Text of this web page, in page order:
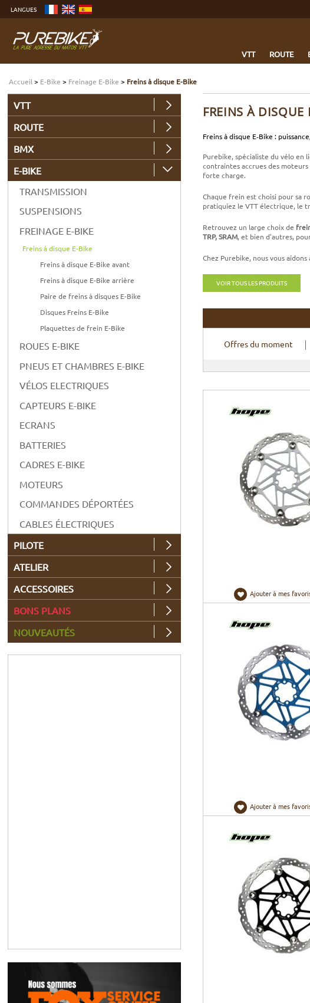
contenu
menu
Aller
LANGUES
VTT ROUTE
Accueil > E-Bike > Freinage E-Bike > Freins à disque E-Bike
FREINS À DISQUE
Freins à disque E‑Bike :
Purebike, spécialiste du vélo en
contraintes accrues des
forte charge.
Chaque frein est choisi pour sa
pratiquiez le VTT électrique, le
Retrouvez un large choix de
TRP, SRAM, et bien d'autres,
Chez Purebike, nous vous
VOIR TOUS LES PRODUITS
Offres du moment
Ajouter à mes
Ajouter à mes
VTT
ROUTE
BMX
E-BIKE
TRANSMISSION
SUSPENSIONS
FREINAGE E-BIKE
Freins à disque E-Bike
Freins à disque E-Bike avant
Freins à disque E-Bike arrière
Paire de freins à disques E-Bike
Disques Freins E-Bike
Plaquettes de frein E-Bike
ROUES E-BIKE
PNEUS ET CHAMBRES E-BIKE
VÉLOS ELECTRIQUES
CAPTEURS E-BIKE
ECRANS
BATTERIES
CADRES E-BIKE
MOTEURS
COMMANDES DÉPORTÉES
CABLES ÉLECTRIQUES
PILOTE
ATELIER
ACCESSOIRES
BONS PLANS
NOUVEAUTÉS